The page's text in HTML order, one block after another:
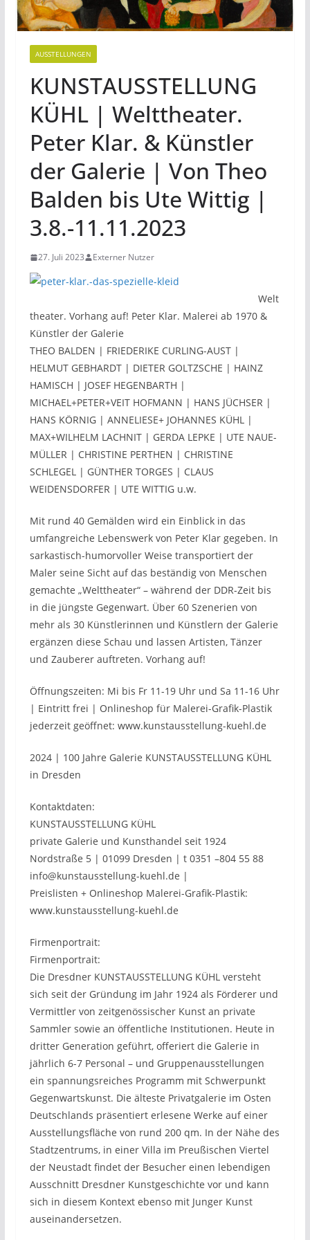
AUSSTELLUNGEN
KUNSTAUSSTELLUNG
KÜHL | Welttheater.
Peter Klar. & Künstler
der Galerie | Von Theo
Balden bis Ute Wittig |
3.8.-11.11.2023
27. Juli 2023 Externer Nutzer
Welt
theater. Vorhang auf! Peter Klar. Malerei ab 1970 &
Künstler der Galerie
THEO BALDEN | FRIEDERIKE CURLING-AUST |
HELMUT GEBHARDT | DIETER GOLTZSCHE | HAINZ
HAMISCH | JOSEF HEGENBARTH |
MICHAEL+PETER+VEIT HOFMANN | HANS JÜCHSER |
HANS KÖRNIG | ANNELIESE+ JOHANNES KÜHL |
MAX+WILHELM LACHNIT | GERDA LEPKE | UTE NAUE-
MÜLLER | CHRISTINE PERTHEN | CHRISTINE
SCHLEGEL | GÜNTHER TORGES | CLAUS
WEIDENSDORFER | UTE WITTIG u.w.
Mit rund 40 Gemälden wird ein Einblick in das
umfangreiche Lebenswerk von Peter Klar gegeben. In
sarkastisch-humorvoller Weise transportiert der
Maler seine Sicht auf das beständig von Menschen
gemachte „Welttheater“ – während der DDR-Zeit bis
in die jüngste Gegenwart. Über 60 Szenerien von
mehr als 30 Künstlerinnen und Künstlern der Galerie
ergänzen diese Schau und lassen Artisten, Tänzer
und Zauberer auftreten. Vorhang auf!
Öffnungszeiten: Mi bis Fr 11-19 Uhr und Sa 11-16 Uhr
| Eintritt frei | Onlineshop für Malerei-Grafik-Plastik
jederzeit geöffnet: www.kunstausstellung-kuehl.de
2024 | 100 Jahre Galerie KUNSTAUSSTELLUNG KÜHL
in Dresden
Kontaktdaten:
KUNSTAUSSTELLUNG KÜHL
private Galerie und Kunsthandel seit 1924
Nordstraße 5 | 01099 Dresden | t 0351 –804 55 88
info@kunstausstellung-kuehl.de |
Preislisten + Onlineshop Malerei-Grafik-Plastik:
www.kunstausstellung-kuehl.de
Firmenportrait:
Firmenportrait:
Die Dresdner KUNSTAUSSTELLUNG KÜHL versteht
sich seit der Gründung im Jahr 1924 als Förderer und
Vermittler von zeitgenössischer Kunst an private
Sammler sowie an öffentliche Institutionen. Heute in
dritter Generation geführt, offeriert die Galerie in
jährlich 6-7 Personal – und Gruppenausstellungen
ein spannungsreiches Programm mit Schwerpunkt
Gegenwartskunst. Die älteste Privatgalerie im Osten
Deutschlands präsentiert erlesene Werke auf einer
Ausstellungsfläche von rund 200 qm. In der Nähe des
Stadtzentrums, in einer Villa im Preußischen Viertel
der Neustadt findet der Besucher einen lebendigen
Ausschnitt Dresdner Kunstgeschichte vor und kann
sich in diesem Kontext ebenso mit Junger Kunst
auseinandersetzen.